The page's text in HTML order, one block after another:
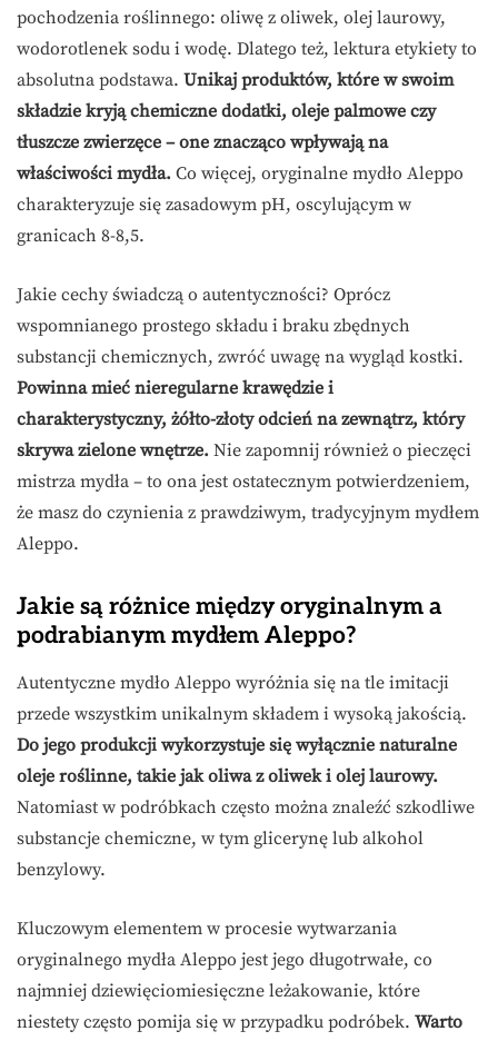
pochodzenia roślinnego: oliwę z oliwek, olej laurowy,
wodorotlenek sodu i wodę. Dlatego też, lektura etykiety to
absolutna podstawa. Unikaj produktów, które w swoim
składzie kryją chemiczne dodatki, oleje palmowe czy
tłuszcze zwierzęce – one znacząco wpływają na
właściwości mydła. Co więcej, oryginalne mydło Aleppo
charakteryzuje się zasadowym pH, oscylującym w
granicach 8-8,5.
Jakie cechy świadczą o autentyczności? Oprócz
wspomnianego prostego składu i braku zbędnych
substancji chemicznych, zwróć uwagę na wygląd kostki.
Powinna mieć nieregularne krawędzie i
charakterystyczny, żółto-złoty odcień na zewnątrz, który
skrywa zielone wnętrze. Nie zapomnij również o pieczęci
mistrza mydła – to ona jest ostatecznym potwierdzeniem,
że masz do czynienia z prawdziwym, tradycyjnym mydłem
Aleppo.
Jakie są różnice między oryginalnym a
podrabianym mydłem Aleppo?
Autentyczne mydło Aleppo wyróżnia się na tle imitacji
przede wszystkim unikalnym składem i wysoką jakością.
Do jego produkcji wykorzystuje się wyłącznie naturalne
oleje roślinne, takie jak oliwa z oliwek i olej laurowy.
Natomiast w podróbkach często można znaleźć szkodliwe
substancje chemiczne, w tym glicerynę lub alkohol
benzylowy.
Kluczowym elementem w procesie wytwarzania
oryginalnego mydła Aleppo jest jego długotrwałe, co
najmniej dziewięciomiesięczne leżakowanie, które
niestety często pomija się w przypadku podróbek. Warto